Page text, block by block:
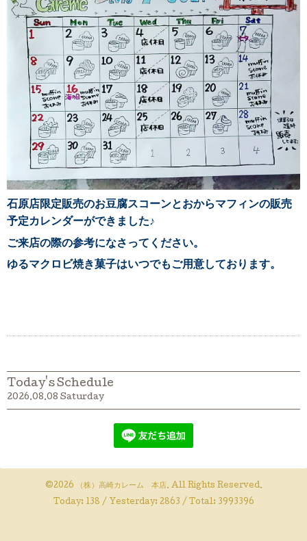
石原店限定販売のお豆腐スコーンとおからマフィンの販売
予定カレンダーができました♪
ご来店の際の参考になさってください。
ゆるマクロビ焼き菓子はいつでもご用意しております。
Today's Schedule
2026.08.08 Saturday
©2026 （株）高崎カレーム 本店. All Rights Reserved.
Today: 138 / Yesterday: 2863 / Total: 3993396